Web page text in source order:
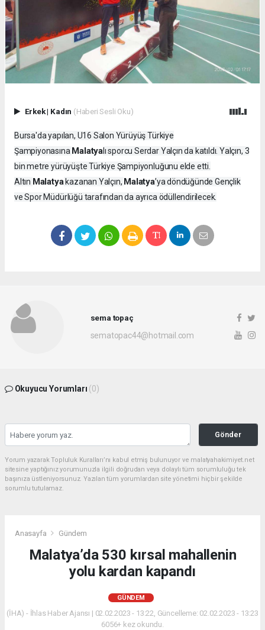
Erkek| Kadın (Haberi Sesli Oku)
Bursa'da yapılan, U16 Salon Yürüyüş Türkiye
Şampiyonasına Malatyalı sporcu Serdar Yalçın da katıldı. Yalçın, 3
bin metre yürüyüşte Türkiye Şampiyonluğunu elde etti.
Altın Malatyakazanan Yalçın, Malatya’ya döndüğünde Gençlik
ve Spor Müdürlüğü tarafından da ayrıca ödüllendirilecek.
sema topaç
sematopac44@hotmail.com
Okuyucu Yorumları (0)
Gönder
Yorum yazarak Topluluk Kuralları’nı kabul etmiş bulunuyor ve malatyahakimiyet.net
sitesine yaptığınız yorumunuzla ilgili doğrudan veya dolaylı tüm sorumluluğu tek
başınıza üstleniyorsunuz. Yazılan tüm yorumlardan site yönetimi hiçbir şekilde
sorumlu tutulamaz.
Anasayfa Gündem
Malatya’da 530 kırsal mahallenin
yolu kardan kapandı
GÜNDEM
(İHA) - İhlas Haber Ajansı | 02.02.2023 - 13:22, Güncelleme: 02.02.2023 - 13:23
6056+ kez okundu.